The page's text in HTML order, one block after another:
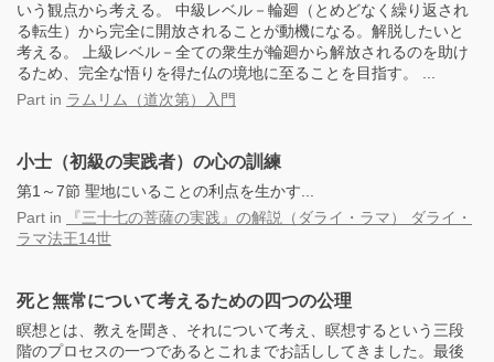
いう観点から考える。 中級レベル－輪廻（とめどなく繰り返され
る転生）から完全に開放されることが動機になる。解脱したいと
考える。 上級レベル－全ての衆生が輪廻から解放されるのを助け
るため、完全な悟りを得た仏の境地に至ることを目指す。 ...
Part in ラムリム（道次第）入門
小士（初級の実践者）の心の訓練
第1～7節 聖地にいることの利点を生かす...
Part in
『三十七の菩薩の実践』の解説（ダライ・ラマ） ダライ・
ラマ法王14世
死と無常について考えるための四つの公理
瞑想とは、教えを聞き、それについて考え、瞑想するという三段
階のプロセスの一つであるとこれまでお話ししてきました。最後